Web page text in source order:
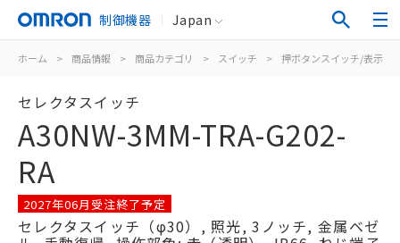
制御機器 Japan
ホーム > 商品情報 > 商品カテゴリ > スイッチ > 押ボタンスイッチ/表示灯
セレクタスイッチ
A30NW-3MM-TRA-G202-
RA
2027年06月受注終了予定
セレクタスイッチ（φ30）, 照光, 3ノッチ, 金属ベゼ